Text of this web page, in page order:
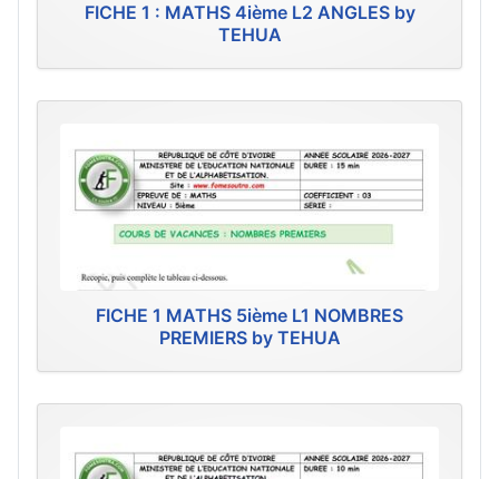
FICHE 1 : MATHS 4ième L2 ANGLES by
TEHUA
FICHE 1 MATHS 5ième L1 NOMBRES
PREMIERS by TEHUA